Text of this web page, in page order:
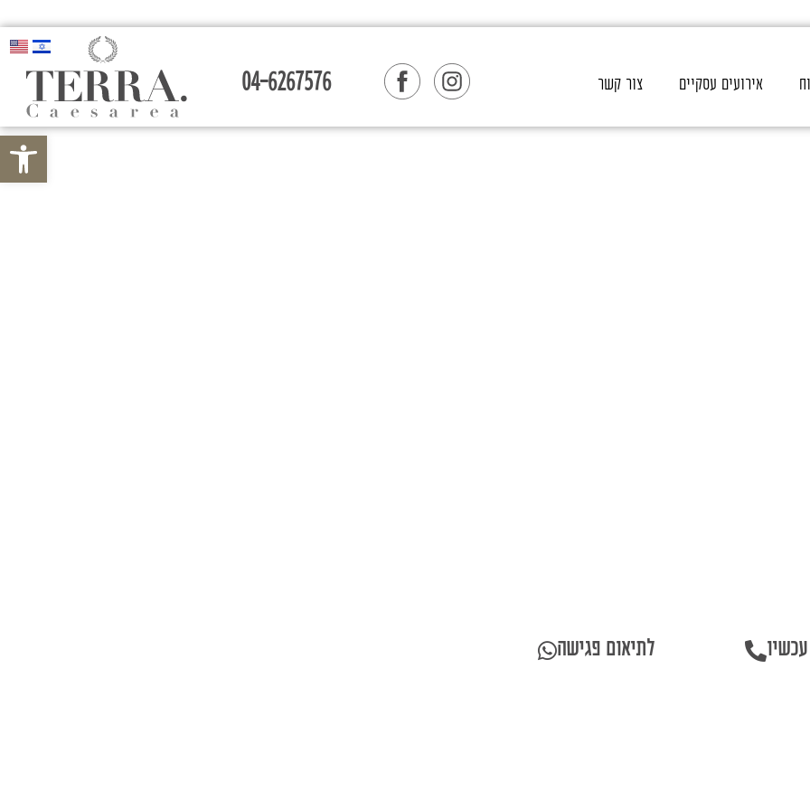
פתח
אירועים עסקיים צור קשר 04-6267576
עכשיו לתיאום פגישה